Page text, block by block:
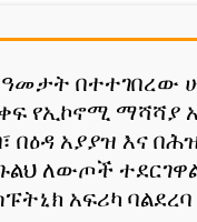
ዓመታት በተተገበረው
የኢኮኖሚ ማሻሻያ
በዕዳ አያያዝ እና
ለውጦች
አፍሪካ ባልደረባ